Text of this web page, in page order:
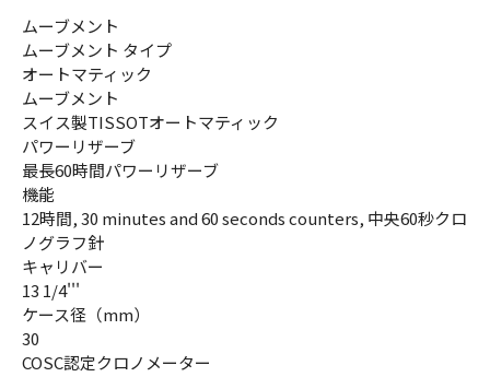
ムーブメント
ムーブメント タイプ
オートマティック
ムーブメント
スイス製TISSOTオートマティック
パワーリザーブ
最長60時間パワーリザーブ
機能
12時間, 30 minutes and 60 seconds counters, 中央60秒クロ
ノグラフ針
キャリバー
13 1/4'''
ケース径（mm）
30
COSC認定クロノメーター